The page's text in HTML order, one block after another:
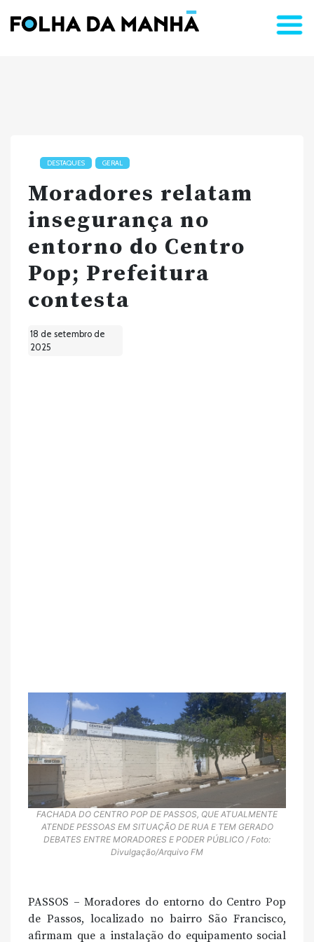
DESTAQUES GERAL
Moradores relatam
insegurança no
entorno do Centro
Pop; Prefeitura
contesta
18 de setembro de
2025
FACHADA DO CENTRO POP DE PASSOS, QUE ATUALMENTE
ATENDE PESSOAS EM SITUAÇÃO DE RUA E TEM GERADO
DEBATES ENTRE MORADORES E PODER PÚBLICO / Foto:
Divulgação/Arquivo FM
PASSOS – Moradores do entorno do Centro Pop
de Passos, localizado no bairro São Francisco,
afirmam que a instalação do equipamento social